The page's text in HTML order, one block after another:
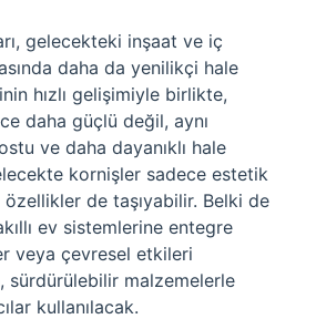
gelecekteki inşaat ve iç
daha da yenilikçi hale
hızlı gelişimiyle birlikte,
daha güçlü değil, aynı
ve daha dayanıklı hale
kornişler sadece estetik
de taşıyabilir. Belki de
ev sistemlerine entegre
veya çevresel etkileri
sürdürülebilir malzemelerle
kullanılacak.